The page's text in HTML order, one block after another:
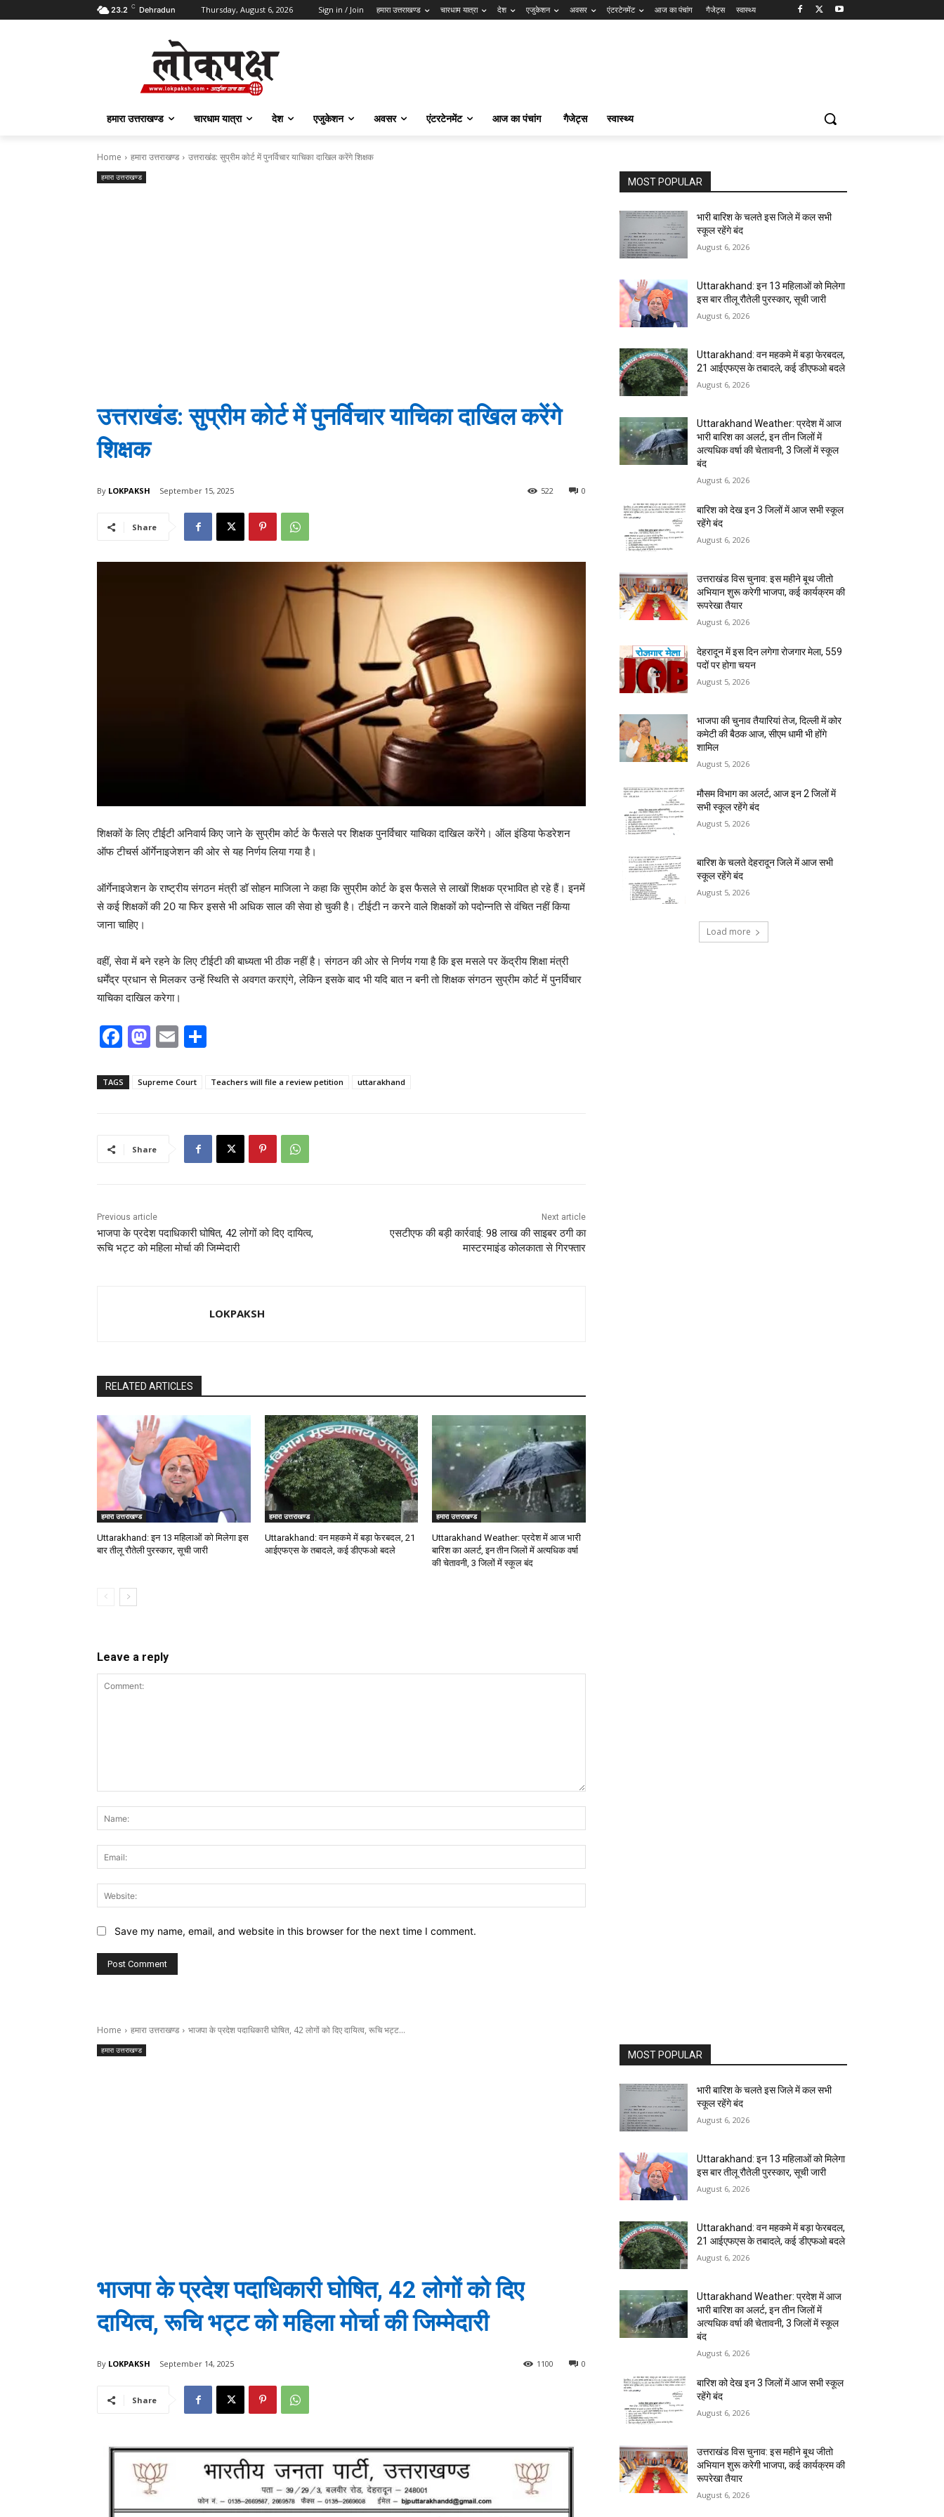
23.2 C Dehradun Thursday, August 6, 2026 Sign in / Join हमारा उत्तराखण्ड चारधाम यात्रा देश एजुकेशन अवसर एंटरटेनमेंट आज का पंचांग गैजेट्स स्वास्थ्य
हमारा उत्तराखण्ड चारधाम यात्रा देश एजुकेशन अवसर एंटरटेनमेंट आज का पंचांग गैजेट्स स्वास्थ्य
Home हमारा उत्तराखण्ड उत्तराखंड: सुप्रीम कोर्ट में पुनर्विचार याचिका दाखिल करेंगे शिक्षक
हमारा उत्तराखण्ड
उत्तराखंड: सुप्रीम कोर्ट में पुनर्विचार याचिका दाखिल करेंगे
शिक्षक
By LOKPAKSH September 15, 2025 0
522
Share
शिक्षकों के लिए टीईटी अनिवार्य किए जाने के सुप्रीम कोर्ट के फैसले पर शिक्षक पुनर्विचार याचिका दाखिल करेंगे। ऑल इंडिया फेडरेशन
ऑफ टीचर्स ऑर्गेनाइजेशन की ओर से यह निर्णय लिया गया है।
ऑर्गेनाइजेशन के राष्ट्रीय संगठन मंत्री डॉ सोहन माजिला ने कहा कि सुप्रीम कोर्ट के इस फैसले से लाखों शिक्षक प्रभावित हो रहे हैं। इनमें
से कई शिक्षकों की 20 या फिर इससे भी अधिक साल की सेवा हो चुकी है। टीईटी न करने वाले शिक्षकों को पदोन्नति से वंचित नहीं किया
जाना चाहिए।
वहीं, सेवा में बने रहने के लिए टीईटी की बाध्यता भी ठीक नहीं है। संगठन की ओर से निर्णय गया है कि इस मसले पर केंद्रीय शिक्षा मंत्री
धर्मेंद्र प्रधान से मिलकर उन्हें स्थिति से अवगत कराएंगे, लेकिन इसके बाद भी यदि बात न बनी तो शिक्षक संगठन सुप्रीम कोर्ट में पुनर्विचार
याचिका दाखिल करेगा।
F
c
o
M
st
o
E
ai ar
TAGS Supreme Court Teachers will file a review petition uttarakhand
Share
Previous article
भाजपा के प्रदेश पदाधिकारी घोषित, 42 लोगों को दिए दायित्व,
रूचि भट्ट को महिला मोर्चा की जिम्मेदारी
Next article
एसटीएफ की बड़ी कार्रवाई: 98 लाख की साइबर ठगी का
मास्टरमाइंड कोलकाता से गिरफ्तार
LOKPAKSH
RELATED ARTICLES
हमारा उत्तराखण्ड
Uttarakhand: इन 13 महिलाओं को मिलेगा इस
बार तीलू रौतेली पुरस्कार, सूची जारी
हमारा उत्तराखण्ड
Uttarakhand: वन महकमे में बड़ा फेरबदल, 21
आईएफएस के तबादले, कई डीएफओ बदले
हमारा उत्तराखण्ड
Uttarakhand Weather: प्रदेश में आज भारी
बारिश का अलर्ट, इन तीन जिलों में अत्यधिक वर्षा
की चेतावनी, 3 जिलों में स्कूल बंद
Leave a reply
Save my name, email, and website in this browser for the next time I comment.
MOST POPULAR
भारी बारिश के चलते इस जिले में कल सभी
स्कूल रहेंगे बंद
August 6, 2026
Uttarakhand: इन 13 महिलाओं को मिलेगा
इस बार तीलू रौतेली पुरस्कार, सूची जारी
August 6, 2026
Uttarakhand: वन महकमे में बड़ा फेरबदल,
21 आईएफएस के तबादले, कई डीएफओ बदले
August 6, 2026
Uttarakhand Weather: प्रदेश में आज
भारी बारिश का अलर्ट, इन तीन जिलों में
अत्यधिक वर्षा की चेतावनी, 3 जिलों में स्कूल
बंद
August 6, 2026
बारिश को देख इन 3 जिलों में आज सभी स्कूल
रहेंगे बंद
August 6, 2026
उत्तराखंड विस चुनाव: इस महीने बूथ जीतो
अभियान शुरू करेगी भाजपा, कई कार्यक्रम की
रूपरेखा तैयार
August 6, 2026
देहरादून में इस दिन लगेगा रोजगार मेला, 559
पदों पर होगा चयन
August 5, 2026
भाजपा की चुनाव तैयारियां तेज, दिल्ली में कोर
कमेटी की बैठक आज, सीएम धामी भी होंगे
शामिल
August 5, 2026
मौसम विभाग का अलर्ट, आज इन 2 जिलों में
सभी स्कूल रहेंगे बंद
August 5, 2026
बारिश के चलते देहरादून जिले में आज सभी
स्कूल रहेंगे बंद
August 5, 2026
Load more